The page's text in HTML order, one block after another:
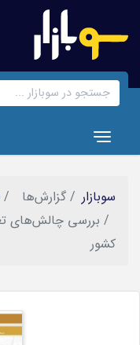
اصلی
Toggle navigation
سوبازار گزارش‌ها
بررسی چالش‌های
کشور